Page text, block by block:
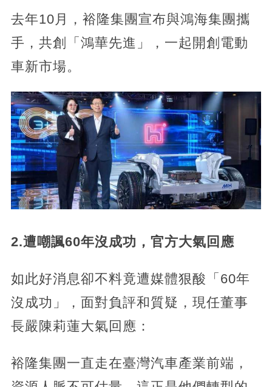
去年10月，裕隆集團宣布與鴻海集團攜
手，共創「鴻華先進」，一起開創電動
車新市場。
2.遭嘲諷60年沒成功，官方大氣回應
如此好消息卻不料竟遭媒體狠酸「60年
沒成功」，面對負評和質疑，現任董事
長嚴陳莉蓮大氣回應：
裕隆集團一直走在臺灣汽車產業前端，